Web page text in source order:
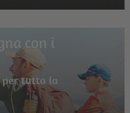
con i
per tutta la